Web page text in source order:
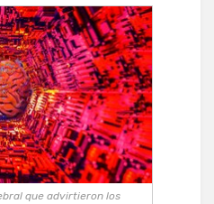
que advirtieron los